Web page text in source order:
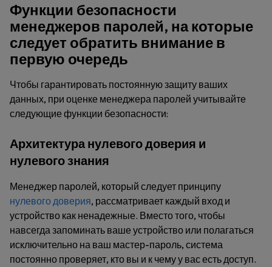
Функции безопасности
менеджеров паролей, на которые
следует обратить внимание в
первую очередь
Чтобы гарантировать постоянную защиту ваших
данных, при оценке менеджера паролей учитывайте
следующие функции безопасности:
Архитектура нулевого доверия и
нулевого знания
Менеджер паролей, который следует принципу
нулевого доверия, рассматривает каждый вход и
устройство как ненадежные. Вместо того, чтобы
навсегда запоминать ваше устройство или полагаться
исключительно на ваш мастер-пароль, система
постоянно проверяет, кто вы и к чему у вас есть доступ.